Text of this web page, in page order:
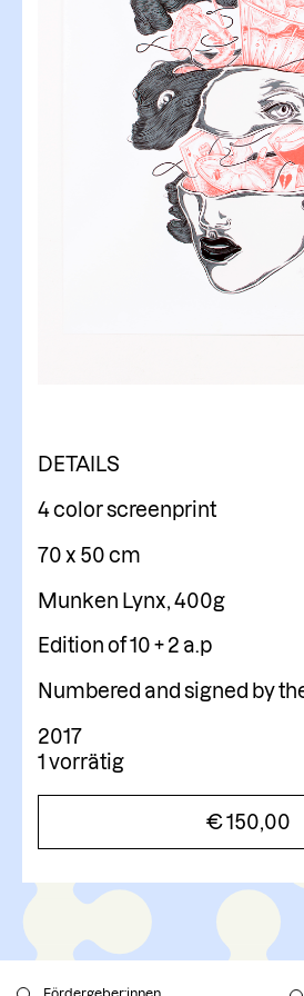
DETAILS
4 color screenprint
70 x 50 cm
Munken Lynx, 400g
Edition of 10 + 2 a.p
Numbered and signed by
2017
1 vorrätig
€150,00
Fördergeber:innen